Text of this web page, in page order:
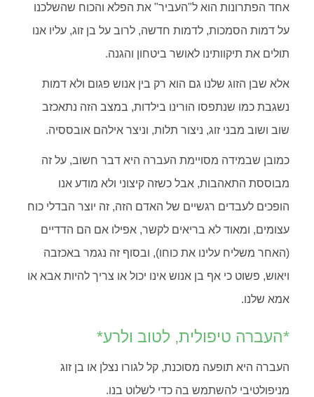
אחד הפתרונות הוא ל"העביר" את הפלא והכוח שהשלכנו
על דמות הסמכות, לדמות חדשה, לרוב על בן זוג, עליו אנו
תולים את תיקוותינו לאושר ביטחון והגנה.
אלא שבן הזוג שלנו גם הוא רק בין אנוש פגום ולא דמות
נשגבת כמו שנתפסו הורינו בילדות, במצב הזה נתאכזב
שוב ושוב מבני זוג, ניצור תלות, וניצר אילהם אובססיה.
כמובן שבמידה מסויימת העברה היא דבר חשוב, על זה
מבוססת התאהבות, אבל כשזה קיצוני ולא מודע אנו
הופכים לעבדים רגשיים של האדם הזה, זה יוצר הבדלי כוח
עצומים, ומאוד לא בריאים לקשר, אפילו אם הם הדדיים
(האחר משליח עלינו את כוחו), ובסוף זה נגמר באכזבה
ויאוש, פשוט כי אף בן אנוש אינו יכול או צריך להיות אבא או
אמא שלנו.
*העברה טיפולית, לטוב ולרע*
העברה היא תופעה מסוכנת, קל לגורו נצלן או בן זוג
מניפולטיבי להשתמש בה כדי לשלוט בנו.